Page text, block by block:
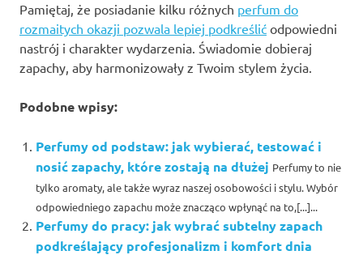
Pamiętaj, że posiadanie kilku różnych perfum do
rozmaitych okazji pozwala lepiej podkreślić odpowiedni
nastrój i charakter wydarzenia. Świadomie dobieraj
zapachy, aby harmonizowały z Twoim stylem życia.
Podobne wpisy:
Perfumy od podstaw: jak wybierać, testować i
nosić zapachy, które zostają na dłużej Perfumy to nie
tylko aromaty, ale także wyraz naszej osobowości i stylu. Wybór
odpowiedniego zapachu może znacząco wpłynąć na to,[...]...
Perfumy do pracy: jak wybrać subtelny zapach
podkreślający profesjonalizm i komfort dnia